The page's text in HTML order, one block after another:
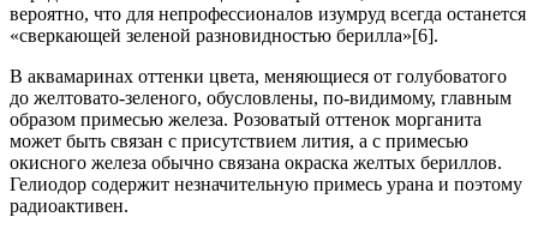
вероятно, что для непрофессионалов изумруд всегда останется
«сверкающей зеленой разновидностью берилла»[6].
В аквамаринах оттенки цвета, меняющиеся от голубоватого
до желтовато-зеленого, обусловлены, по-видимому, главным
образом примесью железа. Розоватый оттенок морганита
может быть связан с присутствием лития, а с примесью
окисного железа обычно связана окраска желтых бериллов.
Гелиодор содержит незначительную примесь урана и поэтому
радиоактивен.